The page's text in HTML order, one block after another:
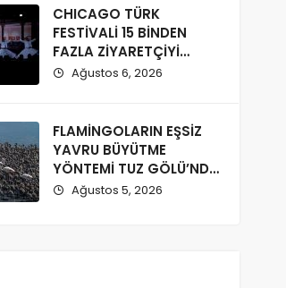
CHICAGO TÜRK
FESTİVALİ 15 BİNDEN
FAZLA ZİYARETÇİYİ
AĞIRLADI
Ağustos 6, 2026
FLAMİNGOLARIN EŞSİZ
YAVRU BÜYÜTME
YÖNTEMİ TUZ GÖLÜ’NDE
GÖZLENDİ
Ağustos 5, 2026